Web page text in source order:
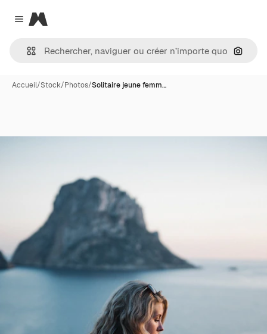
Close menu
Magnific
Accueil/Stock/Photos/Solitaire jeune femm…